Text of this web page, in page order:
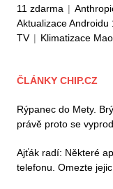
11 zdarma |
Aktualizace Androidu
TV | Klimatizace
ČLÁNKY CHIP.CZ
Rýpanec do Mety.
právě proto se
Ajťák radí: Některé
telefonu. Omezte